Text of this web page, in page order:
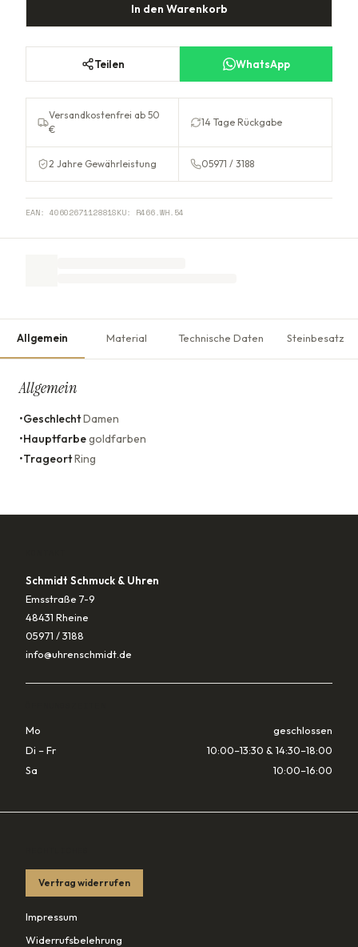
In den Warenkorb
Teilen WhatsApp
Versandkostenfrei ab 50
€
14 Tage Rückgabe
2 Jahre Gewährleistung 05971 / 3188
EAN: 4060267112881SKU: R466.WH.54
Allgemein Material Technische Daten Steinbesatz
Allgemein
•GeschlechtDamen
•Hauptfarbegoldfarben
•TrageortRing
Schmidt Schmuck & Uhren
Emsstraße 7-9
48431 Rheine
05971 / 3188
info@uhrenschmidt.de
Mo
geschlossen
Di – Fr
10:00–13:30 & 14:30–18:00
Sa
10:00–16:00
Vertrag widerrufen
Impressum
Widerrufsbelehrung